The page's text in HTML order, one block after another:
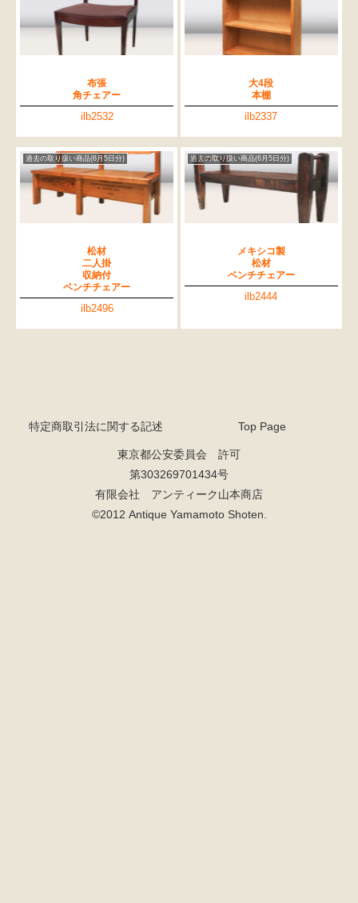
布張
角チェアー
ilb2532
大4段
本棚
ilb2337
過去の取り扱い商品(6月5日分)
松材
二人掛
収納付
ベンチチェアー
ilb2496
過去の取り扱い商品(6月5日分)
メキシコ製
松材
ベンチチェアー
ilb2444
特定商取引法に関する記述 Top Page
東京都公安委員会 許可
第303269701434号
有限会社 アンティーク山本商店
©2012 Antique Yamamoto Shoten.